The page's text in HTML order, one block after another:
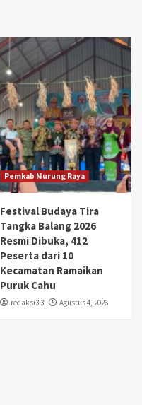
Pemkab Murung Raya
Festival Budaya Tira
Tangka Balang 2026
Resmi Dibuka, 412
Peserta dari 10
Kecamatan Ramaikan
Puruk Cahu
redaksi3 3 Agustus 4, 2026